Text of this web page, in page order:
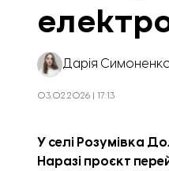
Дарія
03.02.2026 | 17:13
У селі Розумівка
Наразі проєкт